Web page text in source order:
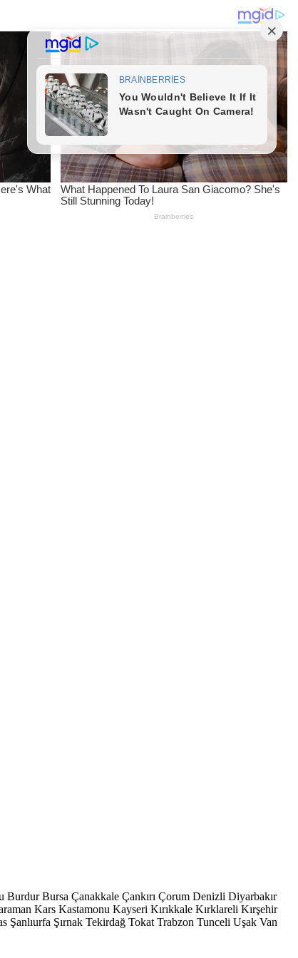
Burdur Bursa Çanakkale Çankırı Çorum Denizli Diyarbakır
Kars Kastamonu Kayseri Kırıkkale Kırklareli Kırşehir
Şanlıurfa Şırnak Tekirdağ Tokat Trabzon Tunceli Uşak Van